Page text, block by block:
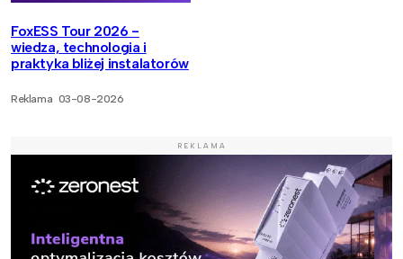
FoxESS Tour 2026 -
wiedza, technologia i
praktyka bliżej instalatorów
Reklama 03-08-2026
REKLAMA